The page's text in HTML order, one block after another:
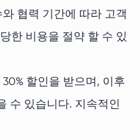
협력 기간에 따라 고객
한 비용을 절약 할 수 있
할인을 받으며, 이후
수 있습니다. 지속적인